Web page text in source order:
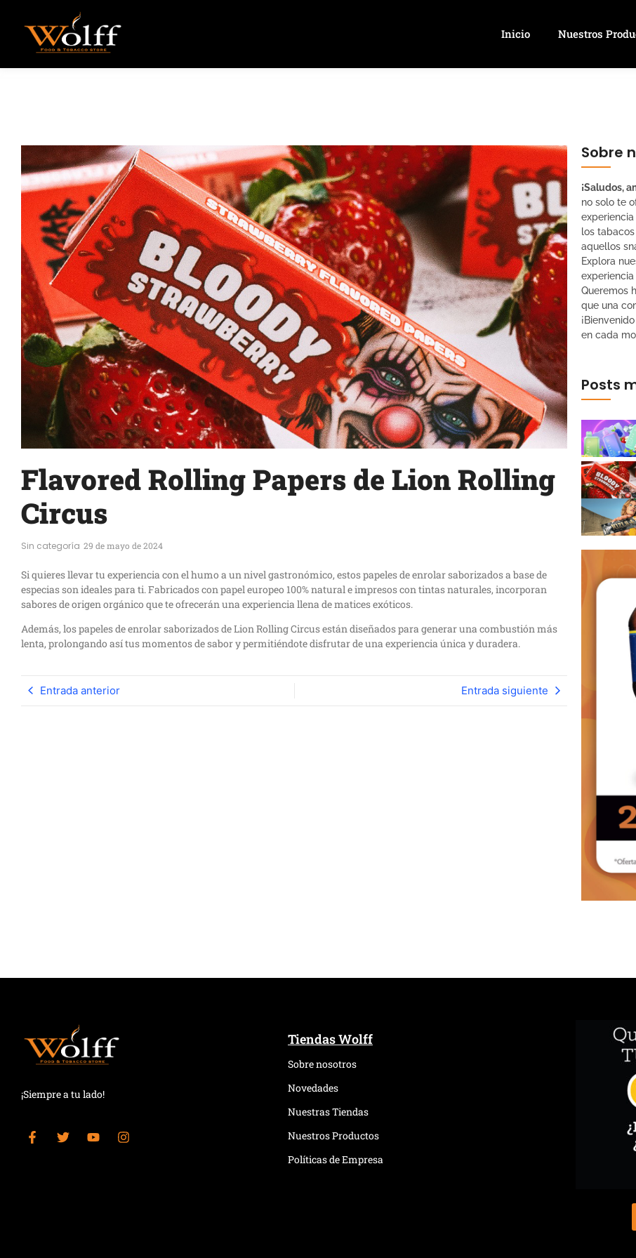
Inicio Nuestros
Flavored Rolling Papers de Lion Rolling
Circus
Sin categoría 29 de mayo de 2024
Si quieres llevar tu experiencia con el humo a un nivel gastronómico, estos papeles de enrolar saborizados a base de
especias son ideales para ti. Fabricados con papel europeo 100% natural e impresos con tintas naturales, incorporan
sabores de origen orgánico que te ofrecerán una experiencia llena de matices exóticos.
Además, los papeles de enrolar saborizados de Lion Rolling Circus están diseñados para generar una combustión más
lenta, prolongando así tus momentos de sabor y permitiéndote disfrutar de una experiencia única y duradera.
Entrada anterior Entrada siguiente
Sobre
¡Saludos,
no solo te
los
aquellos
Explora
Queremos
que una
en cada
Posts
¡Siempre a tu lado!
Tiendas Wolff
Sobre nosotros
Novedades
Nuestras Tiendas
Nuestros Productos
Políticas de Empresa